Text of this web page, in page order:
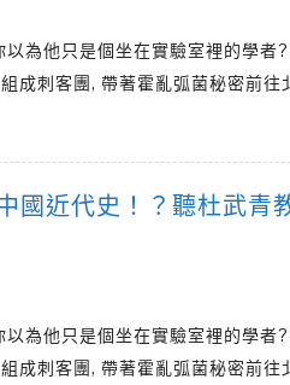
為他只是個坐在實驗室裡的學者
成刺客團, 帶著霍亂弧菌秘密前往
國近代史！？聽杜武青
為他只是個坐在實驗室裡的學者
成刺客團, 帶著霍亂弧菌秘密前往